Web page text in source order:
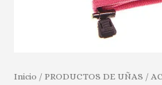
Inicio / PRODUCTOS DE UÑAS /